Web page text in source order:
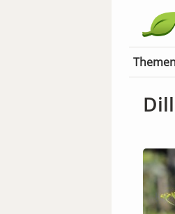
Dill